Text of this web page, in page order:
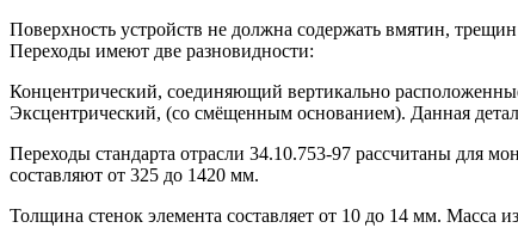
Поверхность устройств не должна содержать вмятин,
Переходы имеют две разновидности:
Концентрический, соединяющий вертикально
Эксцентрический, (со смёщенным основанием). Данная
Переходы стандарта отрасли 34.10.753-97 рассчитаны для
составляют от 325 до 1420 мм.
Толщина стенок элемента составляет от 10 до 14 мм. Масса